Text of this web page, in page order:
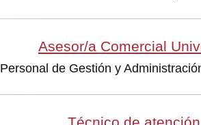
Asesor/a Comercial
Personal de Gestión y